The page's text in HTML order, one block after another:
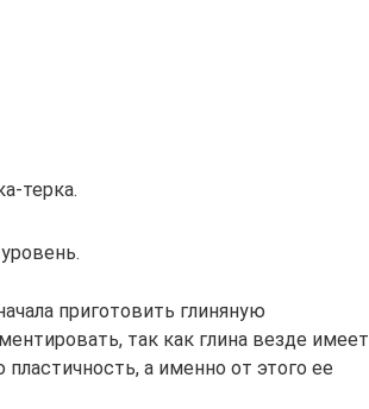
терка.
приготовить глиняную
так как глина везде имеет
а именно от этого ее